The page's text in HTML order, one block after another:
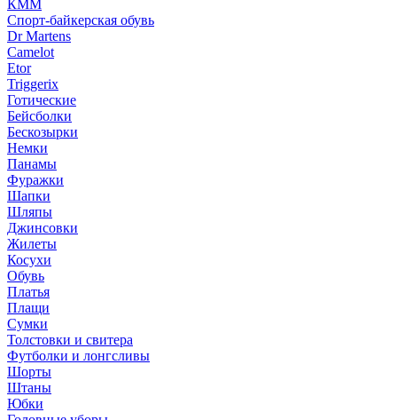
КММ
Спорт-байкерская обувь
Dr Martens
Camelot
Etor
Triggerix
Готические
Бейсболки
Бескозырки
Немки
Панамы
Фуражки
Шапки
Шляпы
Джинсовки
Жилеты
Косухи
Обувь
Платья
Плащи
Сумки
Толстовки и свитера
Футболки и лонгсливы
Шорты
Штаны
Юбки